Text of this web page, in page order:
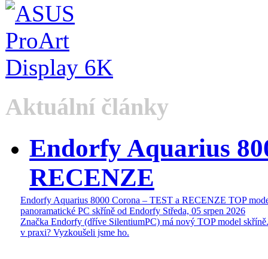
Aktuální články
Endorfy Aquarius
RECENZE
Endorfy Aquarius 8000 Corona – TEST a RECENZE TOP
panoramatické PC skříně od Endorfy Středa, 05 srpen 2026
Značka Endorfy (dříve SilentiumPC) má nový TOP model
v praxi? Vyzkoušeli jsme ho.